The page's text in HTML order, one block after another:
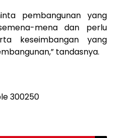
pembangunan yang
mena dan perlu
keseimbangan yang
tandasnya.